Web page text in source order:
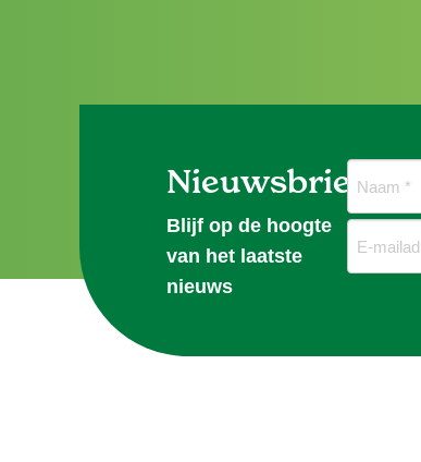
Nieuwsbrief
Blijf op de hoogte
van het laatste
nieuws
Naam